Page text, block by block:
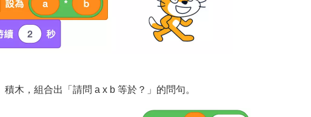
積木，組合出「請問 a x b 等於？」的問句。